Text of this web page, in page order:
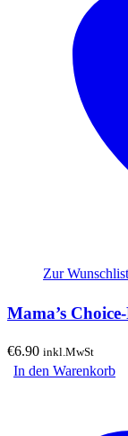
Zur
Mama’s
€6.90 inkl.MwSt
In den Warenkorb